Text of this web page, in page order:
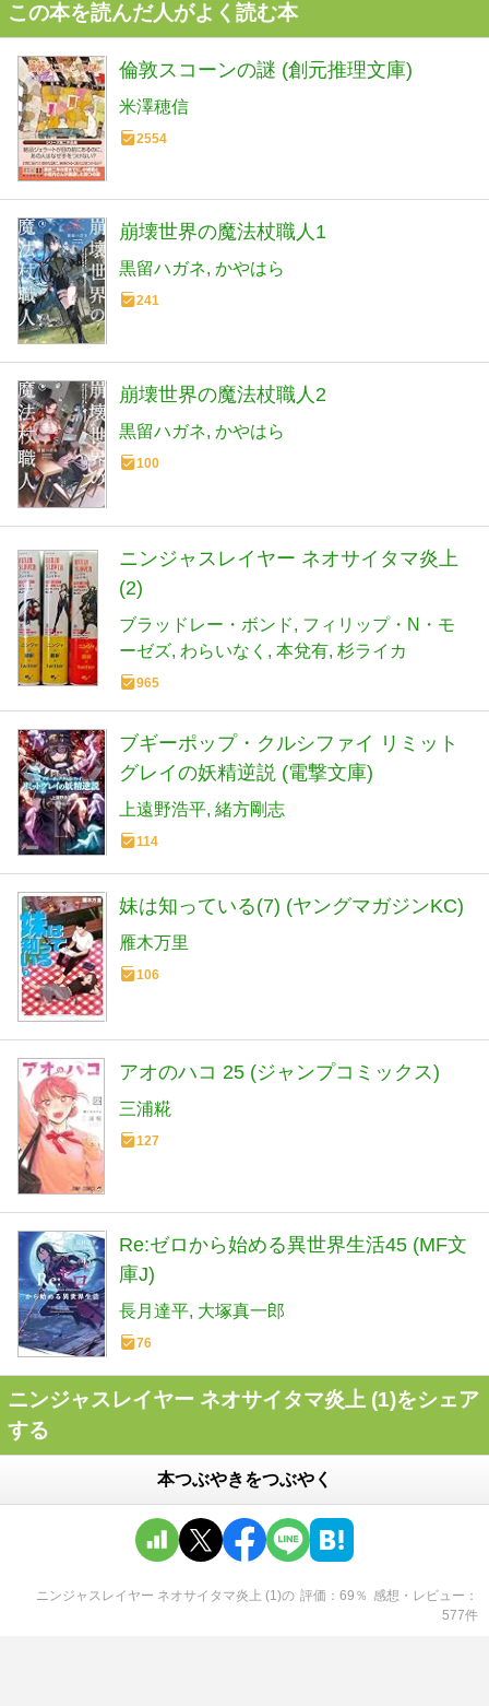
この本を読んだ人がよく読む本
倫敦スコーンの謎 (創元推理文庫)
米澤穂信
2554
崩壊世界の魔法杖職人1
黒留ハガネ かやはら
241
崩壊世界の魔法杖職人2
黒留ハガネ かやはら
100
ニンジャスレイヤー ネオサイタマ炎上
(2)
ブラッドレー・ボンド
フィリップ・N・モ
ーゼズ わらいなく 本兌有 杉ライカ
965
ブギーポップ・クルシファイ リミット
グレイの妖精逆説 (電撃文庫)
上遠野浩平 緒方剛志
114
妹は知っている(7) (ヤングマガジンKC)
雁木万里
106
アオのハコ 25 (ジャンプコミックス)
三浦糀
127
Re:ゼロから始める異世界生活45 (MF文
庫J)
長月達平 大塚真一郎
76
ニンジャスレイヤー ネオサイタマ炎上 (1)をシェア
する
本つぶやきをつぶやく
ニンジャスレイヤー ネオサイタマ炎上 (1)の 評価 69 ％ 感想・レビュー
577件